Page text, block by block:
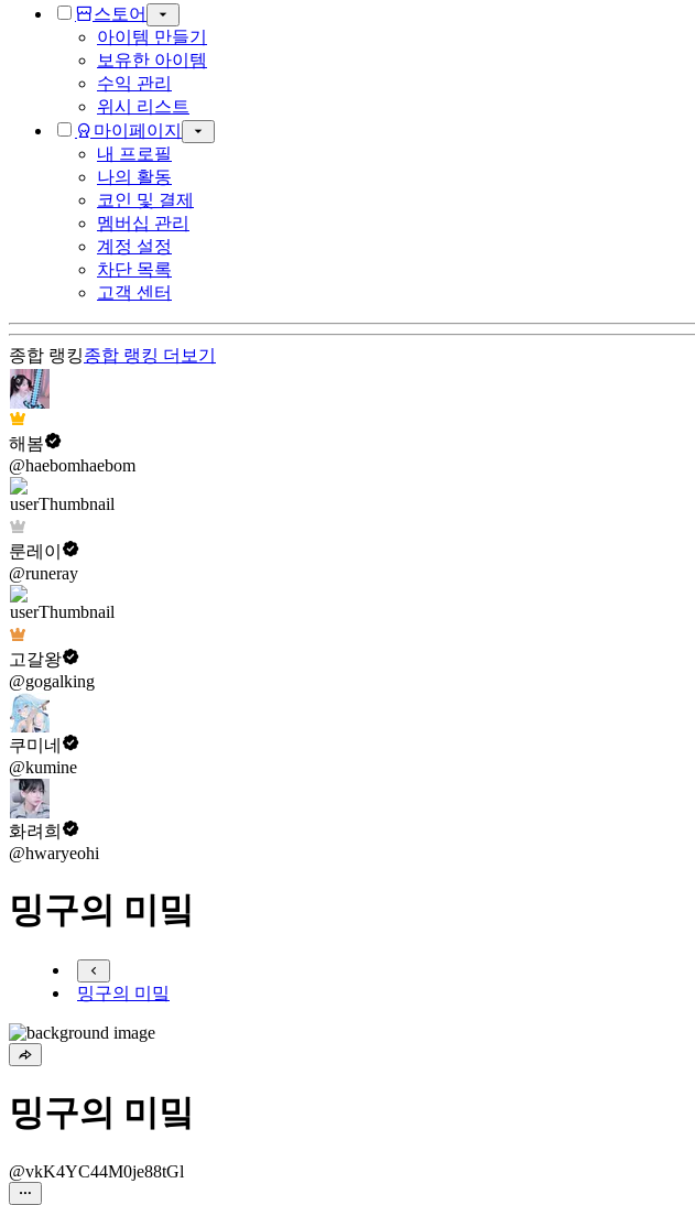
스토어
아이템 만들기
보유한 아이템
수익 관리
위시 리스트
마이페이지
내 프로필
나의 활동
코인 및 결제
멤버십 관리
계정 설정
차단 목록
고객 센터
종합 랭킹종합 랭킹 더보기
해봄
@haebomhaebom
룬레이
@runeray
고갈왕
@gogalking
쿠미네
@kumine
화려희
@hwaryeohi
밍구의 미밐
밍구의 미밐
밍구의 미밐
@vkK4YC44M0je88tGl